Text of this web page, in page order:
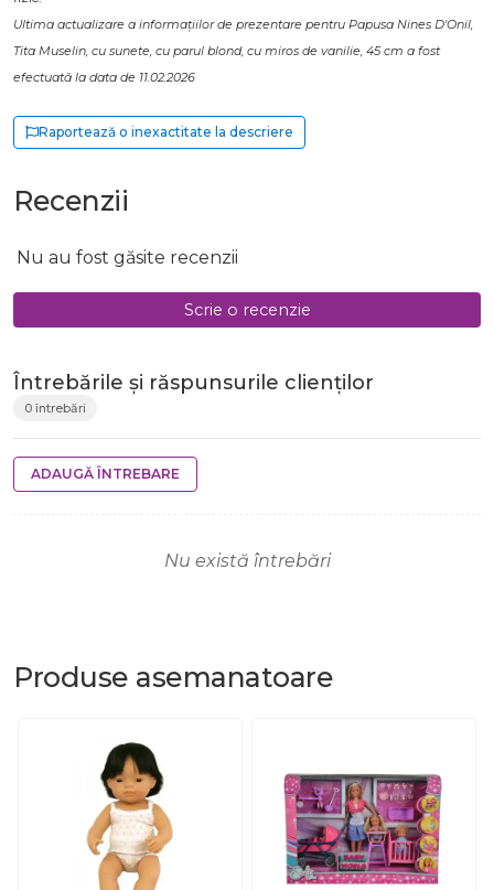
Ultima actualizare a informațiilor de prezentare pentru Papusa Nines D'Onil,
Tita Muselin, cu sunete, cu parul blond, cu miros de vanilie, 45 cm a fost
efectuată la data de 11.02.2026
Raportează o inexactitate la descriere
Recenzii
Nu au fost găsite recenzii
Scrie o recenzie
Întrebările și răspunsurile clienților
0 întrebări
ADAUGĂ ÎNTREBARE
Nu există întrebări
Produse asemanatoare